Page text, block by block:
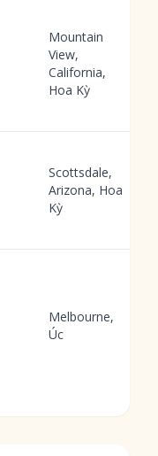
Mountain
View,
California,
Hoa Kỳ
Scottsdale,
Arizona, Hoa
Kỳ
Melbourne,
Úc